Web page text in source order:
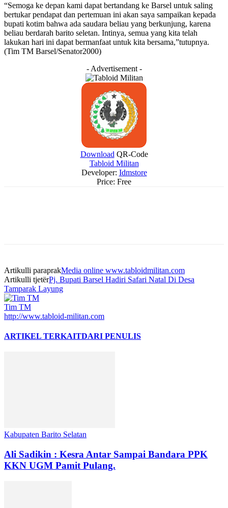
“Semoga ke depan kami dapat bertandang ke Barsel untuk saling
bertukar pendapat dan pertemuan ini akan saya sampaikan kepada
bupati kotim bahwa ada saudara beliau yang berkunjung, karena
beliau berdarah barito seletan. Intinya, semua yang kita telah
lakukan hari ini dapat bermanfaat untuk kita bersama,”tutupnya.
(Tim TM Barsel/Senator2000)
- Advertisement -
Download QR-Code
Tabloid Militan
Developer: Idmstore
Price: Free
Artikulli paraprakMedia online www.tabloidmilitan.com
Artikulli tjetërPj. Bupati Barsel Hadiri Safari Natal Di Desa
Tamparak Layung
Tim TM
http://www.tabloid-militan.com
ARTIKEL TERKAITDARI PENULIS
Kabupaten Barito Selatan
Ali Sadikin : Kesra Antar Sampai Bandara PPK
KKN UGM Pamit Pulang.